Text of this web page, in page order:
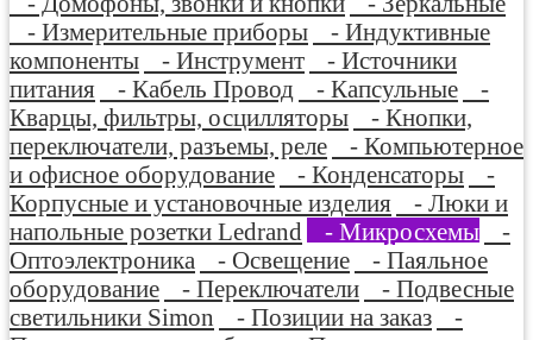
- Измерительные приборы
- Индуктивные
компоненты
- Инструмент
- Источники
питания
- Кабель Провод - Капсульные
-
Кварцы, фильтры, осцилляторы
- Кнопки,
переключатели, разъемы, реле
- Компьютерное
и офисное оборудование
- Конденсаторы
-
Корпусные и установочные изделия
- Люки и
напольные розетки Ledrand
- Микросхемы
-
Оптоэлектроника
- Освещение
- Паяльное
оборудование
- Переключатели
- Подвесные
светильники Simon
- Позиции на заказ
-